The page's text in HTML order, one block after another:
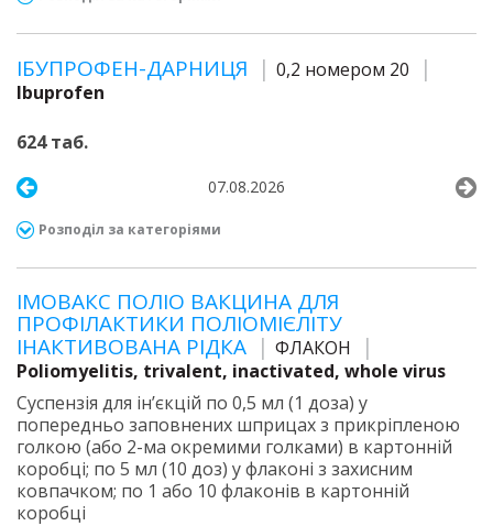
ІБУПРОФЕН-ДАРНИЦЯ
0,2 номером 20
Ibuprofen
624 таб.
07.08.2026
Розподіл за категоріями
ІМОВАКС ПОЛІО ВАКЦИНА ДЛЯ
ПРОФІЛАКТИКИ ПОЛІОМІЄЛІТУ
ІНАКТИВОВАНА РІДКА
ФЛАКОН
Poliomyelitis, trivalent, inactivated, whole virus
Суспензія для ін’єкцій по 0,5 мл (1 доза) у
попередньо заповнених шприцах з прикріпленою
голкою (або 2-ма окремими голками) в картонній
коробці; по 5 мл (10 доз) у флаконі з захисним
ковпачком; по 1 або 10 флаконів в картонній
коробці